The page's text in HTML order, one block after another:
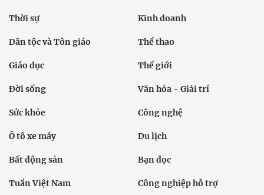
Thời sự Kinh doanh
Dân tộc và Tôn giáo Thể thao
Giáo dục Thế giới
Đời sống Văn hóa - Giải trí
Sức khỏe Công nghệ
Ô tô xe máy Du lịch
Bất động sản Bạn đọc
Tuần Việt Nam Công nghiệp hỗ trợ